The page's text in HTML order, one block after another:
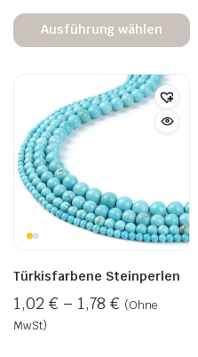
Ausführung wählen
Türkisfarbene Steinperlen
1,02 € – 1,78 € (Ohne
MwSt)